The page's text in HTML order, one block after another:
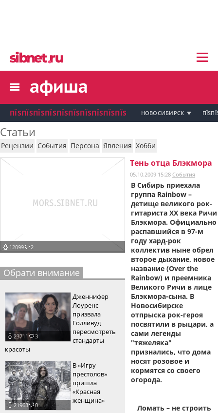
пїЅпїЅпїЅпїЅпїЅпїЅпїЅпїЅ
пїЅпїЅпїЅпїЅпїЅпїЅпїЅ
пїЅпїЅпїЅ пїЅпїЅпїЅпїЅпїЅпїЅпїЅ пїЅпїЅ
пїЅпїЅпїЅ пїЅпїЅпїЅпїЅпїЅпїЅпїЅ
пїЅпїЅпїЅ пїЅпїЅпїЅпїЅпїЅпїЅпїЅ
пїЅпїЅпїЅпїЅпїЅпїЅпїЅпїЅпїЅпїЅпїЅ
пїЅпїЅпїЅ
пїЅпїЅпїЅпїЅпїЅпїЅпїЅпїЅпїЅ
пїЅпїЅпїЅ пїЅпїЅпїЅпїЅпїЅ
пїЅпїЅпїЅ пїЅпїЅпїЅпїЅпїЅпїЅ
пїЅпїЅпїЅпїЅпїЅ
пїЅпїЅпїЅпїЅпїЅпїЅпїЅпїЅпїЅпїЅ
пїЅпїЅпїЅ пїЅпїЅпїЅпїЅпїЅпїЅпїЅ
пїЅпїЅпїЅ пїЅпїЅпїЅпїЅпїЅпїЅпїЅ
пїЅпїЅпїЅ
пїЅпїЅпїЅ
пїЅпїЅпїЅпїЅпїЅпїЅпїЅпїЅпїЅ
пїЅпїЅпїЅ пїЅпїЅпїЅпїЅпїЅ
пїЅпїЅпїЅ пїЅпїЅпїЅпїЅпїЅпїЅ
пїЅпїЅпїЅпїЅпїЅ
пїЅпїЅпїЅпїЅпїЅпїЅпїЅпїЅпїЅпїЅ
ПЇЅПЇЅПЇЅПЇЅПЇЅПЇЅПЇЅПЇЅПЇЅПЇЅ НОВОСИБИРСК
Статьи
Рецензии События Персона Явления Хобби
12099 2
Обрати внимание
23711 3
Дженнифер
Лоуренс
призвала
Голливуд
пересмотреть
стандарты
красоты
21963 0
В «Игру
престолов»
пришла
«Красная
женщина»
Тень отца Блэкмора
05.10.2009 15:28 События
В Сибирь приехала
группа Rainbow –
детище великого рок-
гитариста ХХ века Ричи
Блэкмора. Официально
распавшийся в 97-м
году хард-рок
коллектив ныне обрел
второе дыхание, новое
название (Over the
Rainbow) и преемника
Великого Ричи в лице
Блэкмора-сына. В
Новосибирске
отпрыска рок-героя
посвятили в рыцари, а
сами легенды
"тяжеляка"
признались, что дома
носят розовое и
кормятся со своего
огорода.
Ломать – не строить